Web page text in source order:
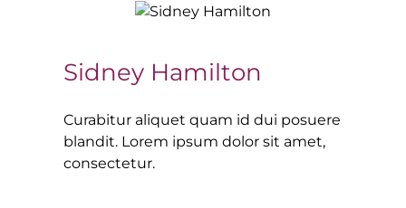
Sidney Hamilton
Curabitur aliquet quam id dui posuere
blandit. Lorem ipsum dolor sit amet,
consectetur.